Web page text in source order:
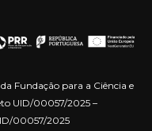
Fundação para a Ciência e
UID/00057/2025 –
00057/2025